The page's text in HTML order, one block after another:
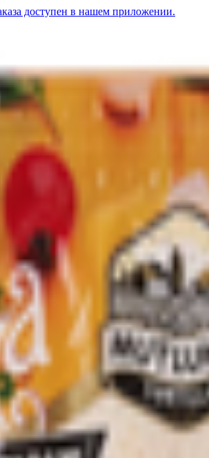
доступен в нашем приложении.
Продукт отличается
такос, кесадилья, где в лепёшку
печёными, подают просто так или